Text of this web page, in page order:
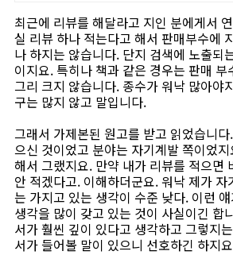
최근에 리뷰를 해달라고 지인 분에게서
실 리뷰 하나 적는다고 해서 판매부수에
나 하지는 않습니다. 단지 검색에 노출되
이지요. 특히나 책과 같은 경우는 판매 부
그리 크지 않습니다. 종수가 워낙 많아야
구는 많지 않고 말입니다.
그래서 가제본된 원고를 받고 읽었습니
으신 것이었고 분야는 자기계발 쪽이었
해서 그랬지요. 만약 내가 리뷰를 적으면
안 적겠다고. 이해하더군요. 워낙 제가 자
는 가지고 있는 생각이 수준 낮다. 이런
생각을 많이 갖고 있는 것이 사실이긴 합
서가 훨씬 깊이 있다고 생각하고 그렇지
서가 들어볼 말이 있으니 선호하긴 하지